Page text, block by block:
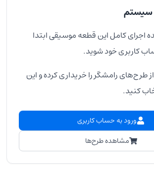
سیستم
اجرای کامل این قطعه موسیقی ابتدا
کاربری خود شوید.
رامشگر را خریداری کرده و این
کنید.
ورود به حساب کاربری
مشاهده طرح‌ها